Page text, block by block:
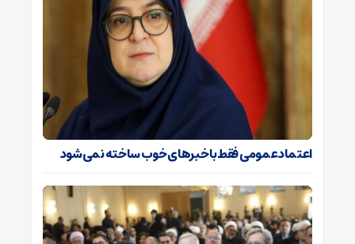
اعتماد عمومی فقط با خبرهای خوب ساخته نمی‌شود